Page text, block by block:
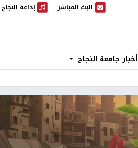
البث المباشر
البث المباشر إذاعة النجاح
إذاعة النجاح
أخبار جامعة النجاح